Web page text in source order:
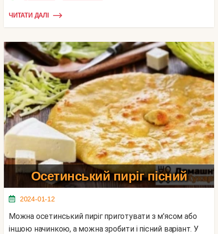
ЧИТАТИ ДАЛІ
Осетинський пиріг пісний
2024-01-12
Можна осетинський пиріг приготувати з м'ясом або
іншою начинкою, а можна зробити і пісний варіант. У